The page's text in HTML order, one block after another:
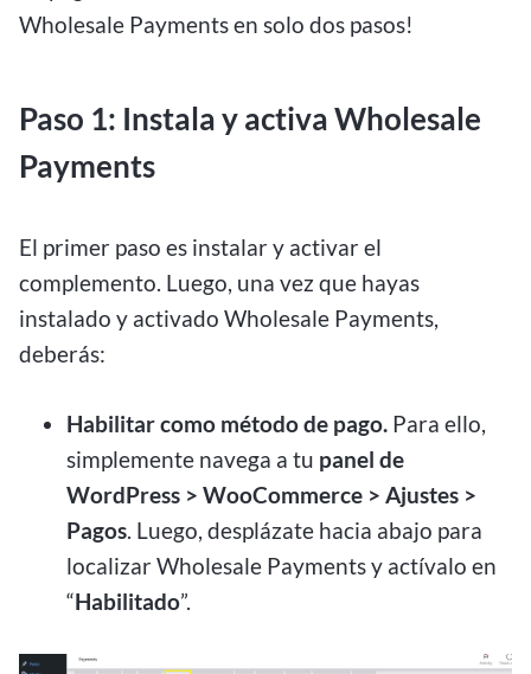
Wholesale Payments en solo dos pasos!
Paso 1: Instala y activa Wholesale
Payments
El primer paso es instalar y activar el
complemento. Luego, una vez que hayas
instalado y activado Wholesale Payments,
deberás:
Habilitar como método de pago. Para ello,
simplemente navega a tu panel de
WordPress > WooCommerce > Ajustes >
Pagos. Luego, desplázate hacia abajo para
localizar Wholesale Payments y actívalo en
“Habilitado”.